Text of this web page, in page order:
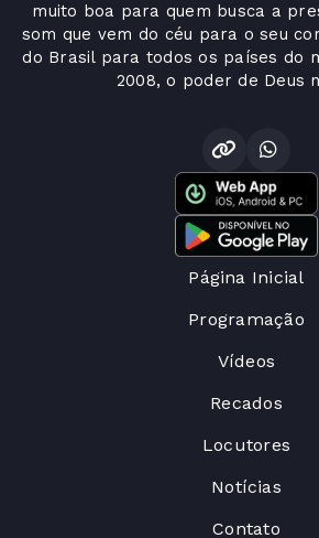
muito boa para quem busca a
som que vem do céu para o seu
do Brasil para todos os países do
2008, o poder de Deus
Página Inicial
Programação
Vídeos
Recados
Locutores
Notícias
Contato